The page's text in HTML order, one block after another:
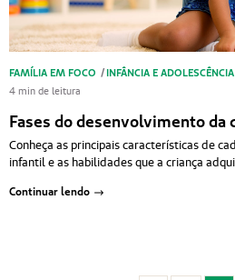
FAMÍLIA EM FOCO / INFÂNCIA E ADOLESCÊNCIA
4 min de leitura
Fases do desenvolvimento da
Conheça as principais características de
infantil e as habilidades que a criança
Continuar lendo